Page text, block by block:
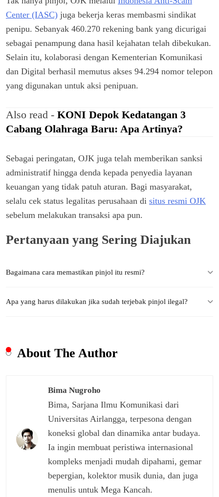
Center (IASC) juga bekerja keras membasmi sindikat
penipu. Sebanyak 460.270 rekening bank yang dicurigai
sebagai penampung dana hasil kejahatan telah dibekukan.
Selain itu, kolaborasi dengan Kementerian Komunikasi
dan Digital berhasil memutus akses 94.294 nomor telepon
yang digunakan untuk aksi penipuan.
Also read - KONI Depok Kedatangan 3
Cabang Olahraga Baru: Apa Artinya?
Sebagai peringatan, OJK juga telah memberikan sanksi
administratif hingga denda kepada penyedia layanan
keuangan yang tidak patuh aturan. Bagi masyarakat,
selalu cek status legalitas perusahaan di situs resmi OJK
sebelum melakukan transaksi apa pun.
Pertanyaan yang Sering Diajukan
Bagaimana cara memastikan pinjol itu resmi?
Apa yang harus dilakukan jika sudah terjebak pinjol ilegal?
About The Author
Bima Nugroho
Bima, Sarjana Ilmu Komunikasi dari
Universitas Airlangga, terpesona dengan
koneksi global dan dinamika antar budaya.
Ia ingin membuat peristiwa internasional
kompleks menjadi mudah dipahami, gemar
bepergian, kolektor musik dunia, dan juga
menulis untuk Mega Kancah.